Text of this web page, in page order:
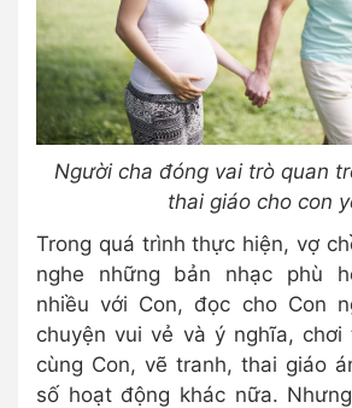
Người cha đóng vai trò quan
thai giáo cho con
Trong quá trình thực hiện, vợ
nghe những bản nhạc phù
nhiều với Con, đọc cho Con
chuyện vui vẻ và ý nghĩa,
cùng Con, vẽ tranh, thai giáo
số hoạt động khác nữa.